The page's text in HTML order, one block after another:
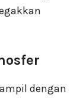
dengan